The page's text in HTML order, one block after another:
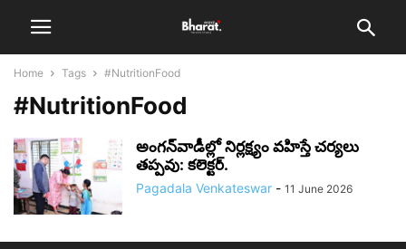
Home Tags #NutritionFood
#NutritionFood
అంగన్‌వాడీల్లో నిర్లక్ష్యం వహిస్తే చర్యలు
తప్పవు: కలెక్టర్.
Pagadala Venkateswar - 11 June 2026